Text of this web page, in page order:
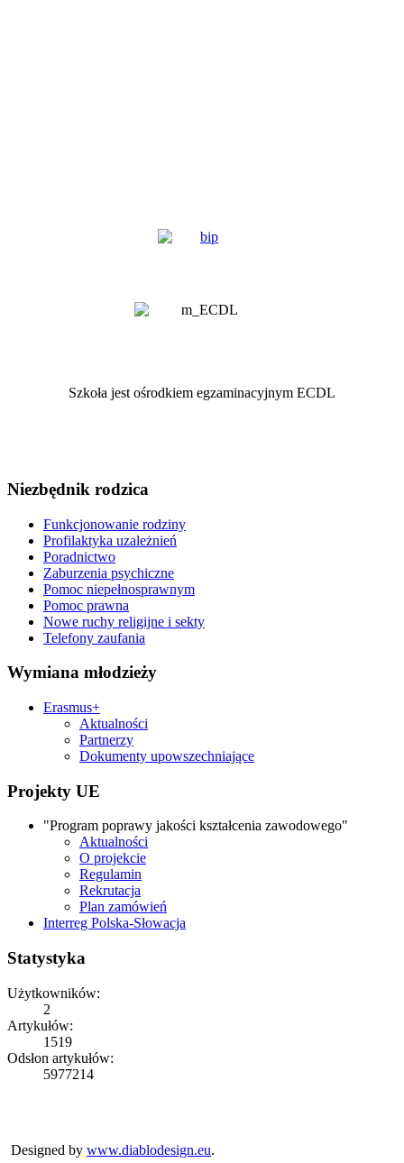
Szkoła jest ośrodkiem egzaminacyjnym ECDL
Niezbędnik rodzica
Funkcjonowanie rodziny
Profilaktyka uzależnień
Poradnictwo
Zaburzenia psychiczne
Pomoc niepełnosprawnym
Pomoc prawna
Nowe ruchy religijne i sekty
Telefony zaufania
Wymiana młodzieży
Erasmus+
Aktualności
Partnerzy
Dokumenty upowszechniające
Projekty UE
"Program poprawy jakości kształcenia zawodowego"
Aktualności
O projekcie
Regulamin
Rekrutacja
Plan zamówień
Interreg Polska-Słowacja
Statystyka
Użytkowników:
2
Artykułów:
1519
Odsłon artykułów:
5977214
Designed by www.diablodesign.eu.